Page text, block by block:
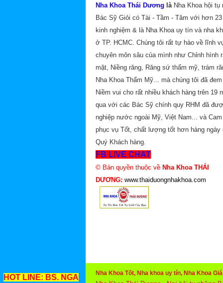
Nha Khoa Tốt, Nha khoa uy tín, Nha Khoa
Nha Khoa Thái Dương là Nha Khoa hội tụ
Bác Sỹ Giỏi có Tài - Tầm - Tâm với hơn 23
kinh nghiệm & là Nha Khoa uy tín và nha
ở TP. HCMC. Chúng tôi rất tự hào về lĩnh
chuyên môn sâu của mình như Chỉnh hình
mặt, Niềng răng, Răng sứ thẩm mỹ, trám
Nha Khoa Thẩm Mỹ... mà chúng tôi đã đem
Niềm vui cho rất nhiều khách hàng trên 19
qua với các Bác Sỹ chính quy RHM đã
nghiệp nước ngoài Mỹ, Việt Nam... và
phục vụ Tốt, chất lượng tốt hơn hàng ngày
Quý Khách hàng.
FB LIVE CHAT
© Bản quyền thuộc về Nha Khoa THÁI
DƯƠNG: www.thaiduongnhakhoa.com
HOT LINE: BS. NGA